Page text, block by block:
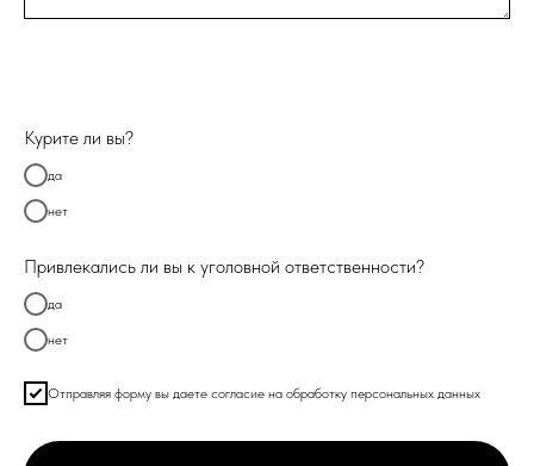
Курите ли вы?
да
нет
Привлекались ли вы к уголовной ответственности?
да
нет
Отправляя форму вы даете согласие на обработку персональных данных